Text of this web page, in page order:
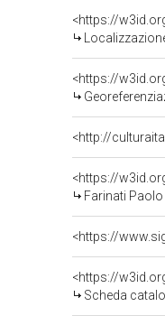
<https://
<https://
<http://
<https://
Farinati
<https://
Scheda